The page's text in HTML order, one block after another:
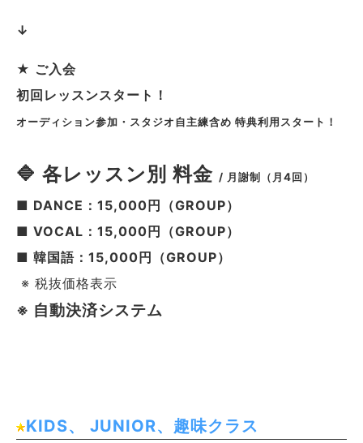
↓
★ ご入会
初回レッスンスタート！
オーディション参加・スタジオ自主練含め 特典利用スタート！
🔷 各レッスン別 料金 / 月謝制（月4回）
■ DANCE：15,000円（GROUP）
■ VOCAL：15,000円（GROUP）
■ 韓国語：15,000円（GROUP）
※ 税抜価格表示
※ 自動決済システム
KIDS、 JUNIOR、趣味クラス